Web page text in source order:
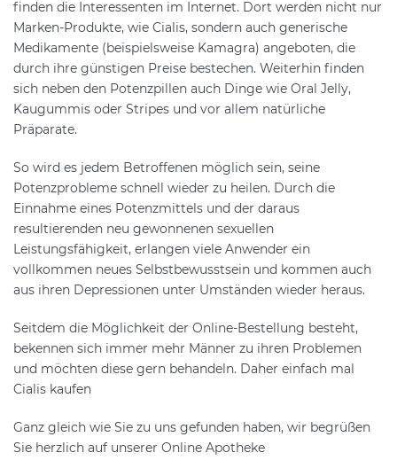
finden die Interessenten im Internet. Dort werden nicht nur
Marken-Produkte, wie Cialis, sondern auch generische
Medikamente (beispielsweise Kamagra) angeboten, die
durch ihre günstigen Preise bestechen. Weiterhin finden
sich neben den Potenzpillen auch Dinge wie Oral Jelly,
Kaugummis oder Stripes und vor allem natürliche
Präparate.
So wird es jedem Betroffenen möglich sein, seine
Potenzprobleme schnell wieder zu heilen. Durch die
Einnahme eines Potenzmittels und der daraus
resultierenden neu gewonnenen sexuellen
Leistungsfähigkeit, erlangen viele Anwender ein
vollkommen neues Selbstbewusstsein und kommen auch
aus ihren Depressionen unter Umständen wieder heraus.
Seitdem die Möglichkeit der Online-Bestellung besteht,
bekennen sich immer mehr Männer zu ihren Problemen
und möchten diese gern behandeln. Daher einfach mal
Cialis kaufen
Ganz gleich wie Sie zu uns gefunden haben, wir begrüßen
Sie herzlich auf unserer Online Apotheke